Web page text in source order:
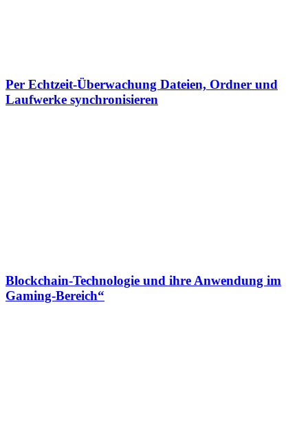
Per Echtzeit-Überwachung Dateien, Ordner und
Laufwerke synchronisieren
Blockchain-Technologie und ihre Anwendung im
Gaming-Bereich“